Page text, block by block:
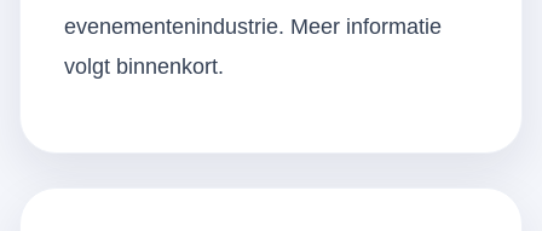
evenementenindustrie. Meer informatie
volgt binnenkort.